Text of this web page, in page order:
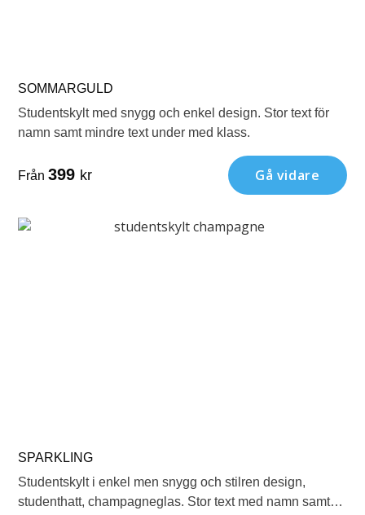
SOMMARGULD
Studentskylt med snygg och enkel design. Stor text för
namn samt mindre text under med klass.
Från 399 kr Gå vidare
SPARKLING
Studentskylt i enkel men snygg och stilren design,
studenthatt, champagneglas. Stor text med namn samt